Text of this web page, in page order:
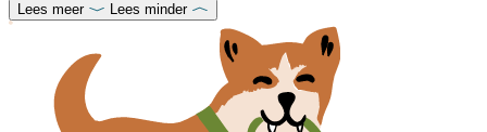
Lees meer Lees minder